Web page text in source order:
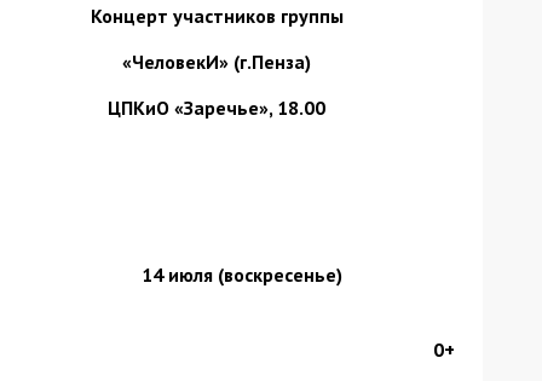
Концерт участников группы
«ЧеловекИ» (г.Пенза)
ЦПКиО «Заречье», 18.00
14 июля (воскресенье)
0+